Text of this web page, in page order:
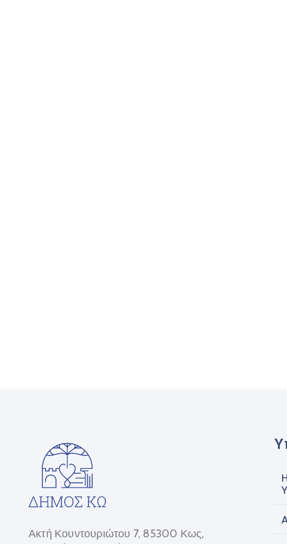
Ακτή Κουντουριώτου 7, 85300 Κως,